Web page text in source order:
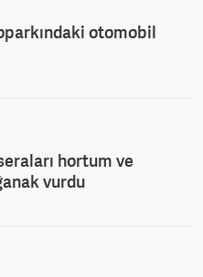
otomobil
hortum ve
vurdu